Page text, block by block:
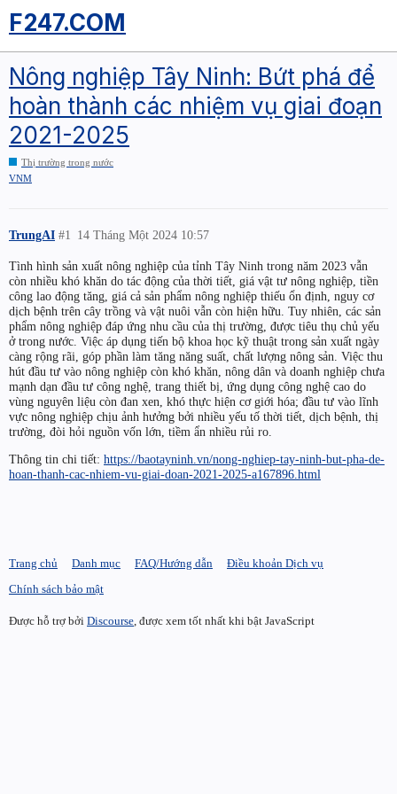
F247.COM
Nông nghiệp Tây Ninh: Bứt phá để
hoàn thành các nhiệm vụ giai đoạn
2021-2025
Thị trường trong nước
VNM
TrungAI 14 Tháng Một 2024 10:57
#1
Tình hình sản xuất nông nghiệp của tỉnh Tây Ninh trong năm 2023 vẫn
còn nhiều khó khăn do tác động của thời tiết, giá vật tư nông nghiệp, tiền
công lao động tăng, giá cả sản phẩm nông nghiệp thiếu ổn định, nguy cơ
dịch bệnh trên cây trồng và vật nuôi vẫn còn hiện hữu. Tuy nhiên, các sản
phẩm nông nghiệp đáp ứng nhu cầu của thị trường, được tiêu thụ chủ yếu
ở trong nước. Việc áp dụng tiến bộ khoa học kỹ thuật trong sản xuất ngày
càng rộng rãi, góp phần làm tăng năng suất, chất lượng nông sản. Việc thu
hút đầu tư vào nông nghiệp còn khó khăn, nông dân và doanh nghiệp chưa
mạnh dạn đầu tư công nghệ, trang thiết bị, ứng dụng công nghệ cao do
vùng nguyên liệu còn đan xen, khó thực hiện cơ giới hóa; đầu tư vào lĩnh
vực nông nghiệp chịu ảnh hưởng bởi nhiều yếu tố thời tiết, dịch bệnh, thị
trường, đòi hỏi nguồn vốn lớn, tiềm ẩn nhiều rủi ro.
Thông tin chi tiết: https://baotayninh.vn/nong-nghiep-tay-ninh-but-pha-de-
hoan-thanh-cac-nhiem-vu-giai-doan-2021-2025-a167896.html
Trang chủ Danh mục FAQ/Hướng dẫn
Điều khoản Dịch vụ
Chính sách bảo mật
Được hỗ trợ bởi Discourse , được xem tốt nhất khi bật JavaScript